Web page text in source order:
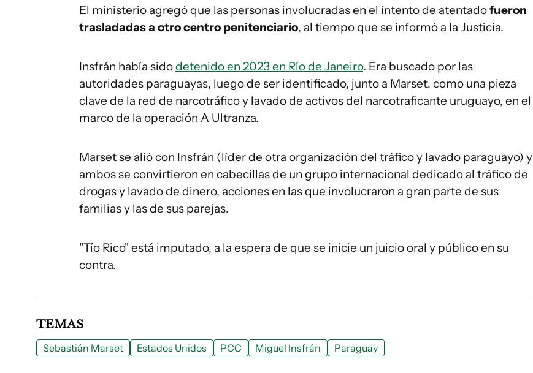
El ministerio agregó que las personas involucradas en el intento de atentadofueron
trasladadas a otro centro penitenciario, al tiempo que se informó a la Justicia.
Insfrán había sidodetenido en 2023 en Río de Janeiro. Era buscado por las
autoridades paraguayas, luego de ser identificado, junto a Marset, como una pieza
clave de la red de narcotráfico y lavado de activos del narcotraficante uruguayo, en el
marco de la operación A Ultranza.
Marset se alió con Insfrán (líder de otra organización del tráfico y lavado paraguayo) y
ambos se convirtieron en cabecillas de un grupo internacional dedicado al tráfico de
drogas y lavado de dinero, acciones en las que involucraron a gran parte de sus
familias y las de sus parejas.
"Tío Rico" está imputado, a la espera de que se inicie un juicio oral y público en su
contra.
TEMAS
Sebastián Marset Estados Unidos PCC Miguel Insfrán Paraguay